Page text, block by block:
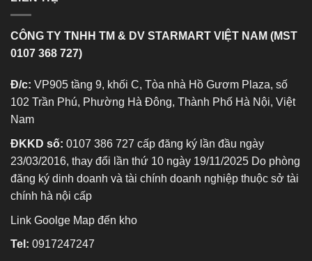
CÔNG TY TNHH TM & DV STARMART VIỆT NAM (MST
0107 368 727)
Đ/c: VP905 tầng 9, khối C, Tòa nhà Hồ Gươm Plaza, số
102 Trần Phú, Phường Hà Đông, Thành Phố Hà Nội, Việt
Nam
ĐKKD số: 0107 386 727 cấp đăng ký lần đầu ngày
23/03/2016, thay đổi lần thứ 10 ngày 19/11/2025 Do phòng
đăng ký dinh doanh và tài chính doanh nghiệp thuộc sở tài
chính hà nội cấp
Link Goolge Map đến kho
Tel: 0917247247